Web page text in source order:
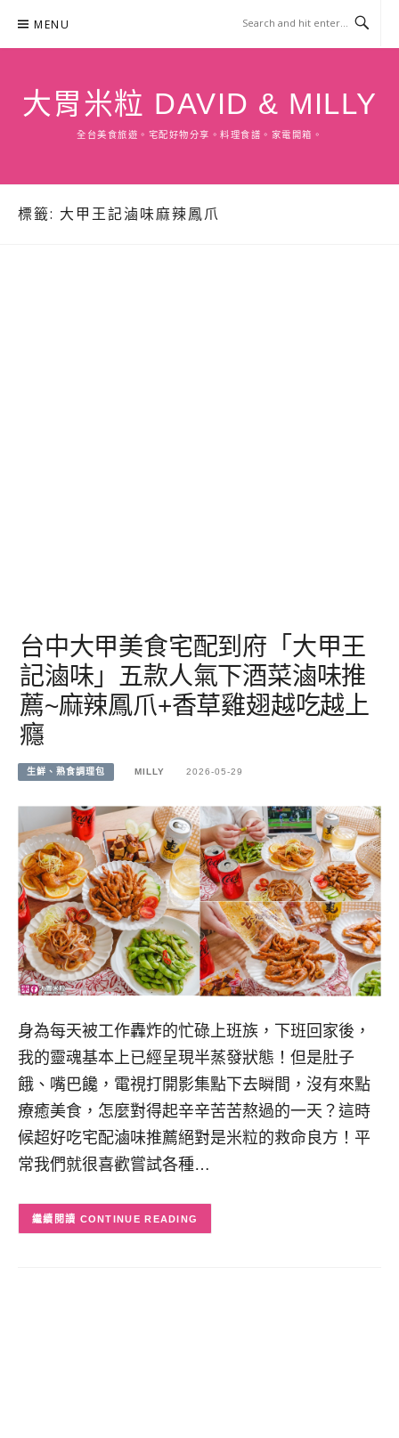
content
MENU
大胃米粒 DAVID & MILLY
全台美食旅遊。宅配好物分享。料理食譜。家電開箱。
標籤: 大甲王記滷味麻辣鳳爪
台中大甲美食宅配到府「大甲王
記滷味」五款人氣下酒菜滷味推
薦~麻辣鳳爪+香草雞翅越吃越上
癮
生鮮、熟食調理包 MILLY 2026-05-29
身為每天被工作轟炸的忙碌上班族，下班回家後，
我的靈魂基本上已經呈現半蒸發狀態！但是肚子
餓、嘴巴饞，電視打開影集點下去瞬間，沒有來點
療癒美食，怎麼對得起辛辛苦苦熬過的一天？這時
候超好吃宅配滷味推薦絕對是米粒的救命良方！平
常我們就很喜歡嘗試各種…
CONTINUE READING